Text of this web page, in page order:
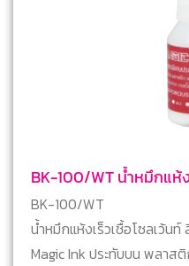
BK-100/WT น้ำหมึกแห้
ตลับพลิก สีขาว
BK-100/WT
น้ำหมึกแห้งเร็วเชื้อโซลเว้นท์
Magic Ink ประทับบน พลาส